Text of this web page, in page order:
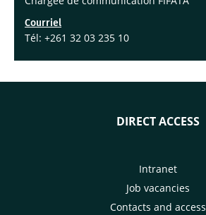
Courriel
Tél: +261 32 03 235 10
DIRECT ACCESS
Intranet
Job vacancies
Contacts and access